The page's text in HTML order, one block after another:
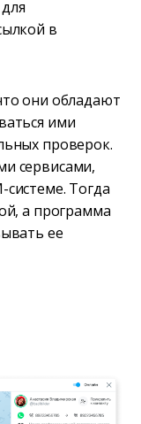
в
они обладают
ими
проверок.
сервисами,
Тогда
а программа
ее